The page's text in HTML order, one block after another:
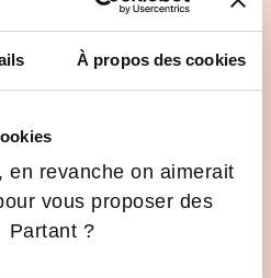
À propos des cookies
en revanche on aimerait
vous proposer des
Partant ?
les plus difficiles